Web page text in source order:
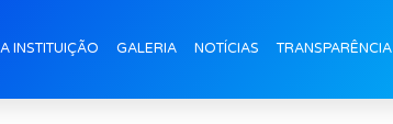
INSTITUIÇÃO GALERIA NOTÍCIAS TRANSPARÊNCIA
Capa